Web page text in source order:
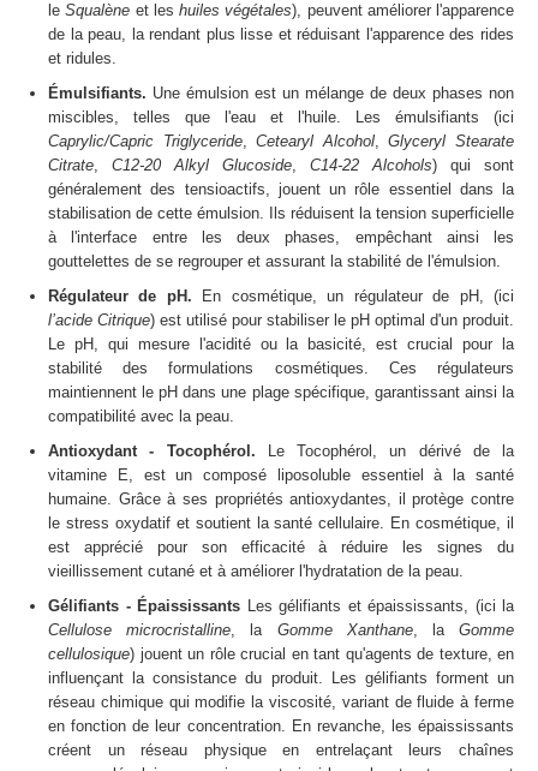
leSqualène et les huiles végétales), peuvent améliorer l'apparence
de la peau, la rendant plus lisse et réduisant l'apparence des rides
et ridules.
Émulsifiants. Une émulsion est un mélange de deux phases non
miscibles, telles que l'eau et l'huile. Les émulsifiants (ici
Caprylic/Capric Triglyceride,Cetearyl Alcohol,Glyceryl Stearate
Citrate, C12-20 Alkyl Glucoside, C14-22 Alcohols) qui sont
généralement des tensioactifs, jouent un rôle essentiel dans la
stabilisation de cette émulsion. Ils réduisent la tension superficielle
à l'interface entre les deux phases, empêchant ainsi les
gouttelettes de se regrouper et assurant la stabilité de l'émulsion.
Régulateur de pH.
En cosmétique, un régulateur de pH, (ici
l’acide Citrique) est utilisé pour stabiliser le pH optimal d'un produit.
Le pH, qui mesure l'acidité ou la basicité, est crucial pour la
stabilité des formulations cosmétiques. Ces régulateurs
maintiennent le pH dans une plage spécifique, garantissant ainsi la
compatibilité avec la peau.
Antioxydant - Tocophérol.
Le Tocophérol, un dérivé de la
vitamine E, est un composé liposoluble essentiel à la santé
humaine. Grâce à ses propriétés antioxydantes, il protège contre
le stress oxydatif et soutient la santé cellulaire. En cosmétique, il
est apprécié pour son efficacité à réduire les signes du
vieillissement cutané et à améliorer l'hydratation de la peau.
Gélifiants - Épaississants Les gélifiants et épaississants, (ici la
Cellulose
microcristalline, la Gomme Xanthane, laGomme
cellulosique) jouent un rôle crucial en tant qu'agents de texture, en
influençant la consistance du produit. Les gélifiants forment un
réseau chimique qui modifie la viscosité, variant de fluide à ferme
en fonction de leur concentration. En revanche, les épaississants
créent un réseau physique en entrelaçant leurs chaînes